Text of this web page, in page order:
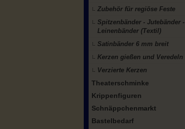
Zubehör für regiöse Feste
Spitzenbänder - Jutebänder -
Leinenbänder (Textil)
Satinbänder 6 mm breit
Kerzen gießen und Veredeln
Verzierte Kerzen
Theaterschminke
Krippenfiguren
Schnäppchenmarkt
Bastelbedarf